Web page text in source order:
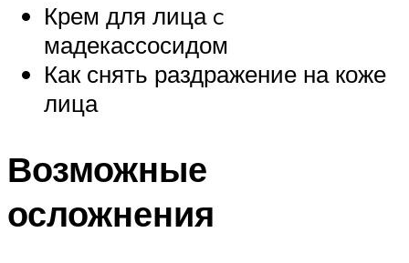
Крем для лица c
мадекассосидом
Как снять раздражение на коже
лица
Возможные
осложнения